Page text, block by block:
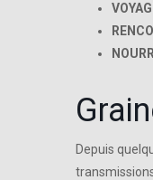
Depuis